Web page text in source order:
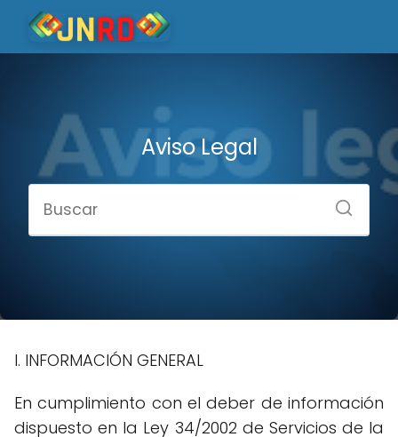
Aviso Legal
I. INFORMACIÓN GENERAL
En cumplimiento con el deber de información
dispuesto en la Ley 34/2002 de Servicios de la